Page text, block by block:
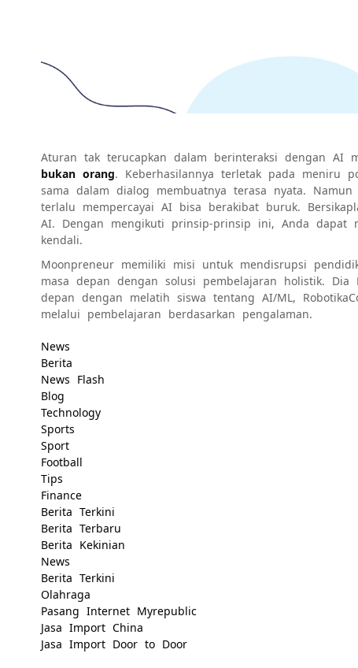
Aturan tak terucapkan dalam berinteraksi dengan
bukan orang. Keberhasilannya terletak pada meniru
sama dalam dialog membuatnya terasa nyata.
terlalu mempercayai AI bisa berakibat buruk.
AI. Dengan mengikuti prinsip-prinsip ini, Anda dapat
kendali.
Moonpreneur memiliki misi untuk mendisrupsi
masa depan dengan solusi pembelajaran holistik. Dia
depan dengan melatih siswa tentang AI/ML, Robotika
melalui pembelajaran berdasarkan pengalaman.
News
Berita
News Flash
Blog
Technology
Sports
Sport
Football
Tips
Finance
Berita Terkini
Berita Terbaru
Berita Kekinian
News
Berita Terkini
Olahraga
Pasang Internet Myrepublic
Jasa Import China
Jasa Import Door to Door